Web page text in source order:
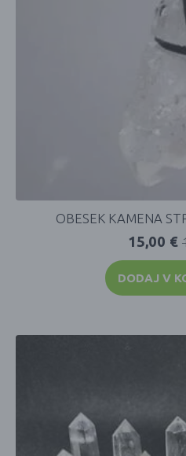
OBESEK KAMENA
15,00 €
DODAJ V